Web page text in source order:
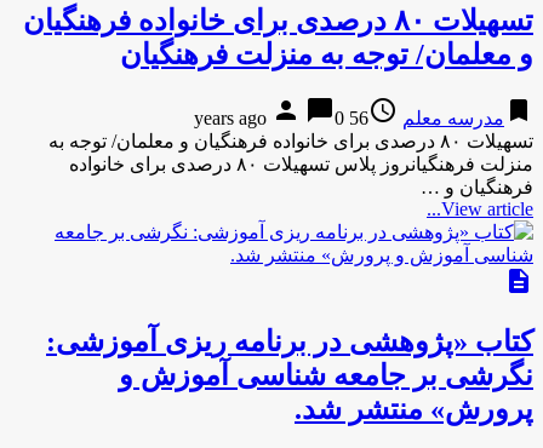
تسهیلات ۸۰ درصدی برای خانواده فرهنگیان
و معلمان/ توجه به منزلت فرهنگیان
bookmark مدرسه معلم access_time
56 years ago
person chat_bubble0
تسهیلات ۸۰ درصدی برای خانواده فرهنگیان و معلمان/ توجه به
منزلت فرهنگیانروز پلاس تسهیلات ۸۰ درصدی برای خانواده
فرهنگیان و …
View article...
description
کتاب «پژوهشی در برنامه ریزی آموزشی:
نگرشی بر جامعه شناسی آموزش و
پرورش» منتشر شد.